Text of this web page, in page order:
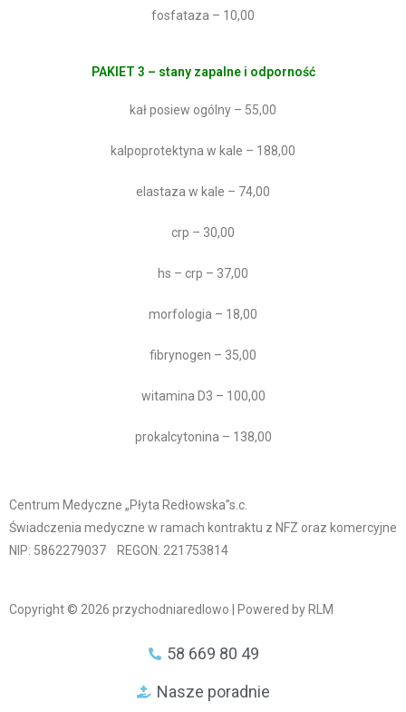
fosfataza – 10,00
PAKIET 3 – stany zapalne i odporność
kał posiew ogólny – 55,00
kalpoprotektyna w kale – 188,00
elastaza w kale – 74,00
crp – 30,00
hs – crp – 37,00
morfologia – 18,00
fibrynogen – 35,00
witamina D3 – 100,00
prokalcytonina – 138,00
Centrum Medyczne „Płyta Redłowska”s.c.
Świadczenia medyczne w ramach kontraktu z NFZ oraz komercyjne
NIP: 5862279037
REGON: 221753814
Copyright © 2026 przychodniaredlowo | Powered by RLM
58 669 80 49
Nasze poradnie